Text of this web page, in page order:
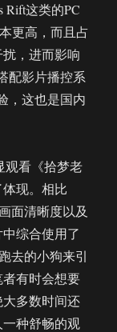
Rift这类的PC
更高，而且占
，进而影响
配影片播控系
，这也是国内
观看《拾梦老
现。相比
面清晰度以及
综合使用了
去的小狗来引
有时会想要
多数时间还
种舒畅的观